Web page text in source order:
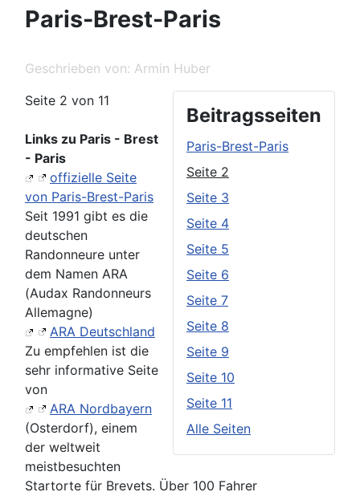
Paris-Brest-Paris
Geschrieben von: Armin Huber
Beitragsseiten
Paris-Brest-Paris
Seite 2
Seite 3
Seite 4
Seite 5
Seite 6
Seite 7
Seite 8
Seite 9
Seite 10
Seite 11
Alle Seiten
Seite 2 von 11
Links zu Paris - Brest
- Paris
offizielle Seite
von Paris-Brest-Paris
Seit 1991 gibt es die
deutschen
Randonneure unter
dem Namen ARA
(Audax Randonneurs
Allemagne)
ARA Deutschland
Zu empfehlen ist die
sehr informative Seite
von
ARA Nordbayern
(Osterdorf), einem
der weltweit
meistbesuchten
Startorte für Brevets. Über 100 Fahrer